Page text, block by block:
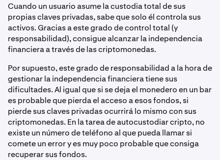
Cuando un usuario asume la custodia total de sus
propias claves privadas, sabe que solo él controla sus
activos. Gracias a este grado de control total (y
responsabilidad), consigue alcanzar la independencia
financiera a través de las criptomonedas.
Por supuesto, este grado de responsabilidad a la hora de
gestionar la independencia financiera tiene sus
dificultades. Al igual que si se deja el monedero en un bar
es probable que pierda el acceso a esos fondos, si
pierde sus claves privadas ocurrirá lo mismo con sus
criptomonedas. En la tarea de autocustodiar cripto, no
existe un número de teléfono al que pueda llamar si
comete un error y es muy poco probable que consiga
recuperar sus fondos.